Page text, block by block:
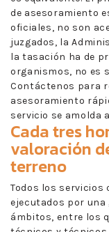
de asesoramiento
oficiales, no son
juzgados, la
la tasación ha de
organismos, no es
Contáctenos para
asesoramiento
servicio se amolda
Cada tres
valoración
terreno
Todos los servicios
ejecutados por una
ámbitos, entre los